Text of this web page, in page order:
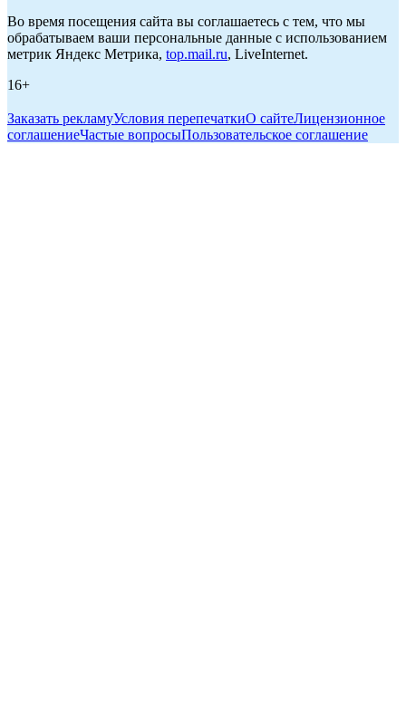
Во время посещения сайта вы соглашаетесь с тем, что мы
обрабатываем ваши персональные данные с использованием
метрик Яндекс Метрика, top.mail.ru, LiveInternet.
16+
Заказать рекламуУсловия перепечаткиО сайтеЛицензионное
соглашениеЧастые вопросыПользовательское соглашение